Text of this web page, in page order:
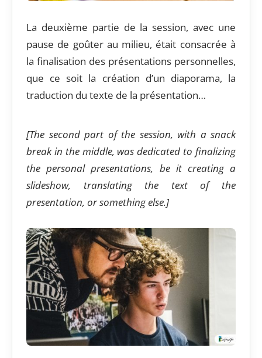
La deuxième partie de la session, avec une
pause de goûter au milieu, était consacrée à
la finalisation des présentations personnelles,
que ce soit la création d’un diaporama, la
traduction du texte de la présentation…
[The second part of the session, with a snack
break in the middle, was dedicated to finalizing
the personal presentations, be it creating a
slideshow, translating the text of the
presentation, or something else.]